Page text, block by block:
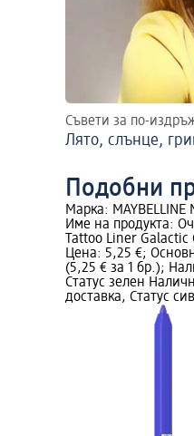
Съвети за по-
Лято, слънце,
Подобни
Марка: MAYBELLINE
Име на продукта:
Tattoo Liner Galactic
Цена: 5,25 €;
(5,25 € за 1 бр.);
Статус зелен
доставка, Статус